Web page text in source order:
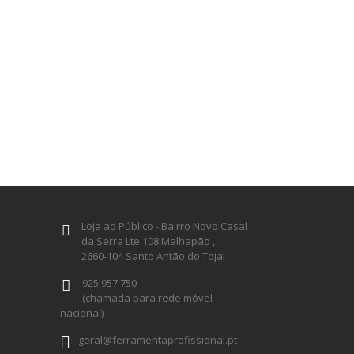
Loja ao Público - Bairro Novo Casal
da Serra Lte 108 Malhapão ,
2660-104 Santo Antão do Tojal
925 957 750
(chamada para rede móvel
nacional)
geral@ferramentaprofissional.pt